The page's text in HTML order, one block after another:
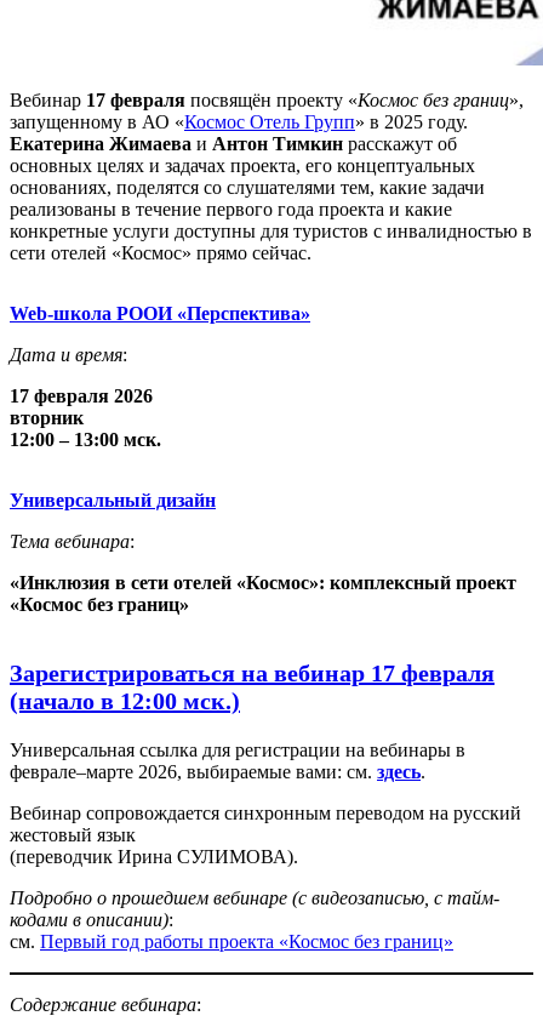
Вебинар 17 февраля посвящён проекту «Космос без границ»,
запущенному в АО «Космос Отель Групп» в 2025 году.
Екатерина Жимаева и Антон Тимкин расскажут об
основных целях и задачах проекта, его концептуальных
основаниях, поделятся со слушателями тем, какие задачи
реализованы в течение первого года проекта и какие
конкретные услуги доступны для туристов с инвалидностью в
сети отелей «Космос» прямо сейчас.
Web-школа РООИ «Перспектива»
Дата и время:
17 февраля 2026
вторник
12:00 – 13:00 мск.
Универсальный дизайн
Тема вебинара:
«Инклюзия в сети отелей «Космос»: комплексный проект
«Космос без границ»
Зарегистрироваться на вебинар 17 февраля
(начало в 12:00 мск.)
Универсальная ссылка для регистрации на вебинары в
феврале–марте 2026, выбираемые вами: см. здесь.
Вебинар сопровождается синхронным переводом на русский
жестовый язык
(переводчик Ирина СУЛИМОВА).
Подробно о прошедшем вебинаре (с видеозаписью , с тайм-
кодами в описании):
см. Первый год работы проекта «Космос без границ»
Содержание вебинара: